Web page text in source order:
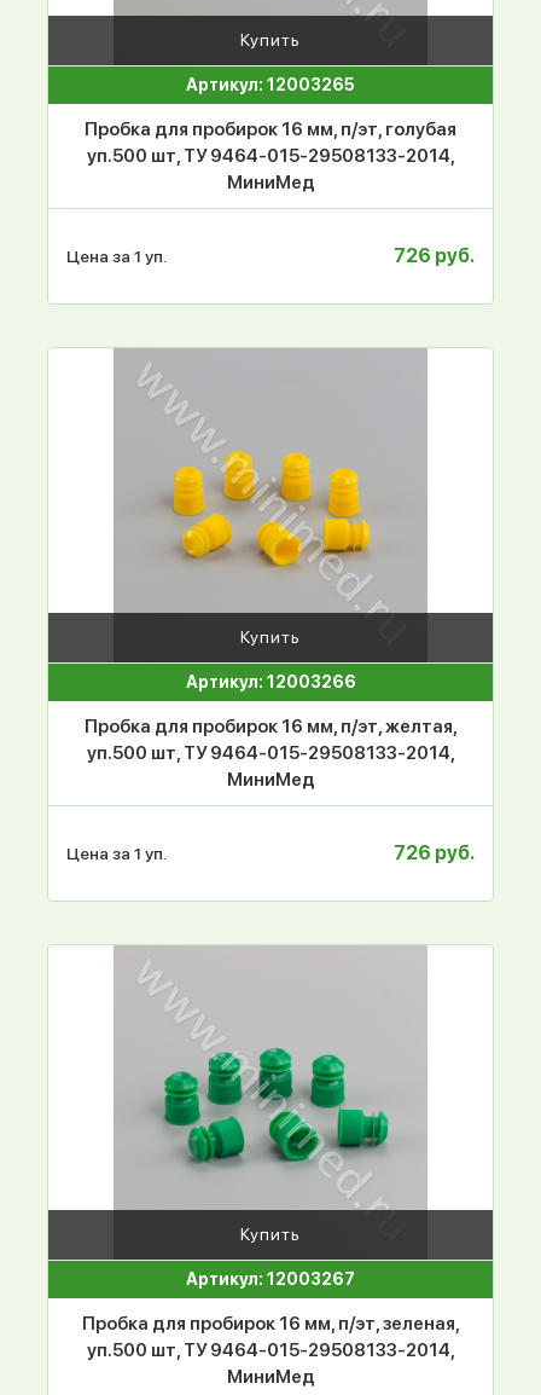
Купить
Артикул: 12003265
Пробка для пробирок 16 мм, п/эт, голубая
уп.500 шт, ТУ 9464-015-29508133-2014,
МиниМед
Цена за 1 уп. 726 руб.
Купить
Артикул: 12003266
Пробка для пробирок 16 мм, п/эт, желтая,
уп.500 шт, ТУ 9464-015-29508133-2014,
МиниМед
Цена за 1 уп. 726 руб.
Купить
Артикул: 12003267
Пробка для пробирок 16 мм, п/эт, зеленая,
уп.500 шт, ТУ 9464-015-29508133-2014,
МиниМед